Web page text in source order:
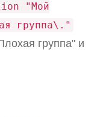
"Мой
группа\."
группа" и